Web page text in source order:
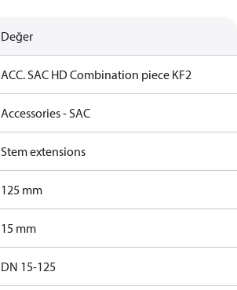
Değer
ACC. SAC HD Combination piece KF2
Accessories - SAC
Stem extensions
125 mm
15 mm
DN 15-125